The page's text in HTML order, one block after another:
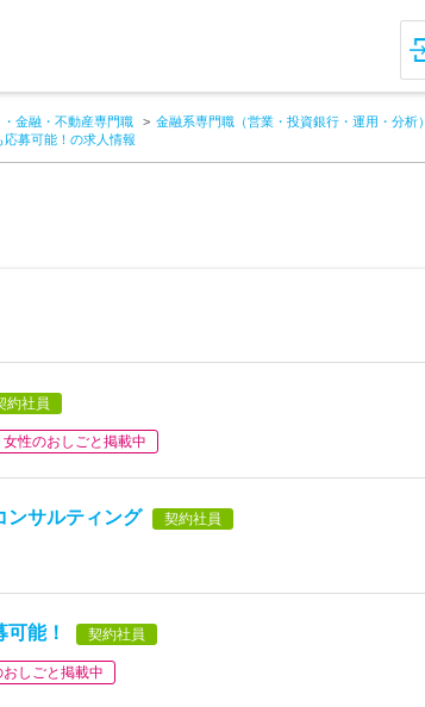
金融・不動産専門職 金融系専門職（営業・投資銀行・運用・分析）
応募可能！の求人情報
約社員
女性のおしごと掲載中
ンサルティング 契約社員
能！ 契約社員
おしごと掲載中